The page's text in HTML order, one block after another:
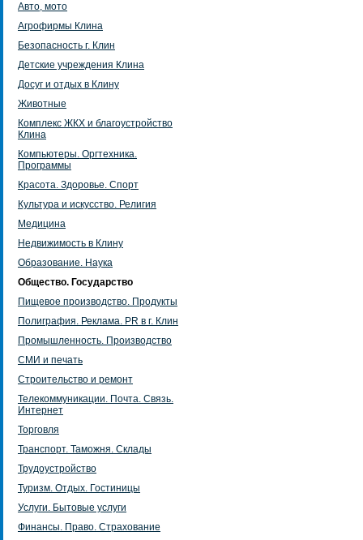
Авто, мото
Агрофирмы Клина
Безопасность г. Клин
Детские учреждения Клина
Досуг и отдых в Клину
Животные
Комплекс ЖКХ и благоустройство
Клина
Компьютеры. Оргтехника.
Программы
Красота. Здоровье. Спорт
Культура и искусство. Религия
Медицина
Недвижимость в Клину
Образование. Наука
Общество. Государство
Пищевое производство. Продукты
Полиграфия. Реклама. PR в г. Клин
Промышленность. Производство
СМИ и печать
Строительство и ремонт
Телекоммуникации. Почта. Связь.
Интернет
Торговля
Транспорт. Таможня. Склады
Трудоустройство
Туризм. Отдых. Гостиницы
Услуги. Бытовые услуги
Финансы. Право. Страхование